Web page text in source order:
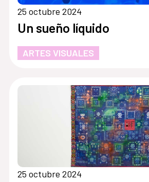
25 octubre 2024
Un sueño líquido
ARTES VISUALES
25 octubre 2024